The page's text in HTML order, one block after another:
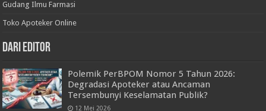
Gudang Ilmu Farmasi
Toko Apoteker Online
Dari Editor
Polemik PerBPOM Nomor 5 Tahun 2026:
Degradasi Apoteker atau Ancaman
Tersembunyi Keselamatan Publik?
12 Mei 2026